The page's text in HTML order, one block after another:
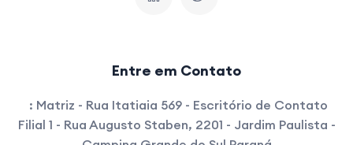
Entre em Contato
: Matriz - Rua Itatiaia 569 - Escritório de Contato
Filial 1 - Rua Augusto Staben, 2201 - Jardim Paulista -